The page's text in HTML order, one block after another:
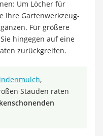
Um Löcher für
Ihre Gartenwerkzeug-
Für größere
hingegen auf eine
zurückgreifen.
,
Stauden raten